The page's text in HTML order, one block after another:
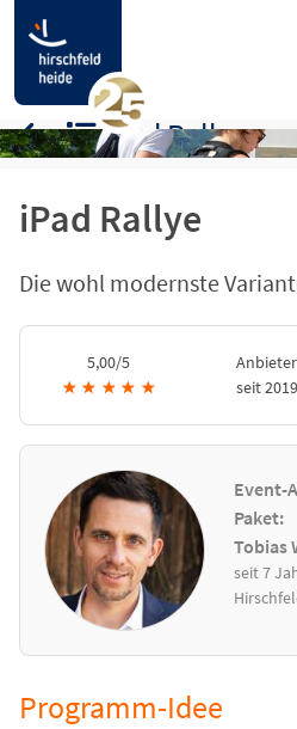
iPad Rallye
Die wohl modernste
5,00/5
★ ★ ★ ★ ★
Anbieter
seit 2019
Event-
Paket:
Tobias
seit 7
iPad Rallye
Programm-Idee